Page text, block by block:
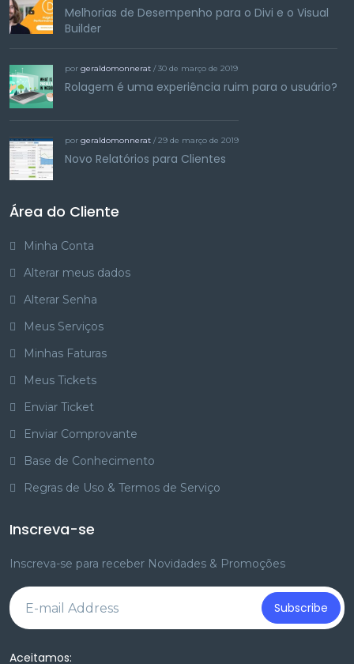
Melhorias de Desempenho para o Divi e o Visual
Builder
por geraldomonnerat / 30 de março de 2019
Rolagem é uma experiência ruim para o usuário?
por geraldomonnerat / 29 de março de 2019
Novo Relatórios para Clientes
Área do Cliente
Minha Conta
Alterar meus dados
Alterar Senha
Meus Serviços
Minhas Faturas
Meus Tickets
Enviar Ticket
Enviar Comprovante
Base de Conhecimento
Regras de Uso & Termos de Serviço
Inscreva-se
Inscreva-se para receber Novidades & Promoções
Subscribe
Aceitamos: